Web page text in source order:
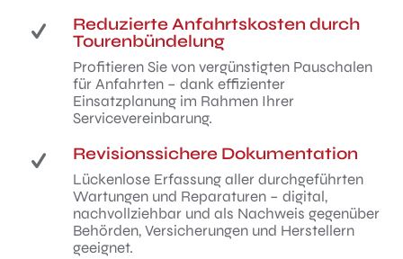
Reduzierte Anfahrtskosten durch
Tourenbündelung
Profitieren Sie von vergünstigten Pauschalen
für Anfahrten – dank effizienter
Einsatzplanung im Rahmen Ihrer
Servicevereinbarung.
Revisionssichere Dokumentation
Lückenlose Erfassung aller durchgeführten
Wartungen und Reparaturen – digital,
nachvollziehbar und als Nachweis gegenüber
Behörden, Versicherungen und Herstellern
geeignet.